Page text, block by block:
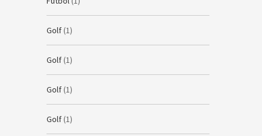
Golf (1)
Golf (1)
Golf (1)
Golf (1)